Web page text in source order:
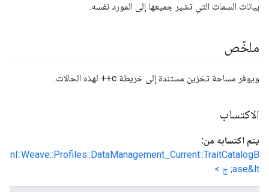
بيانات السمات التي تشير جميعها إلى المورد نفسه.
ملخّص
ويوفر مساحة تخزين مستندة إلى خريطة c++ لهذه الحالات.
الاكتساب
يتم اكتسابه من:
nl::Weave::Profiles::DataManagement_Current::TraitCatalogB
ase&lt; ج >